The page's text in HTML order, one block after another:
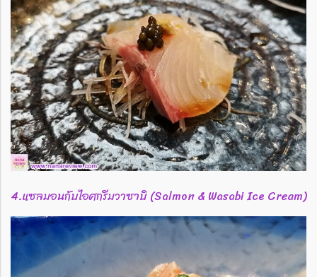
4.แซลมอนกับไอศกรีมวาซาบิ (Salmon & Wasabi Ice Cream)